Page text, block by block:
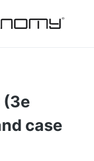
bevat 0 artikelen.
(3e
case